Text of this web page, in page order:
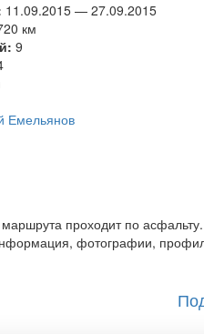
11.09.2015 —27.09.2015
км
9
Емельянов
проходит по
фотографии,